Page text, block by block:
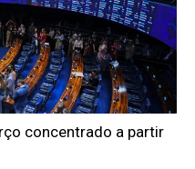
concentrado a partir